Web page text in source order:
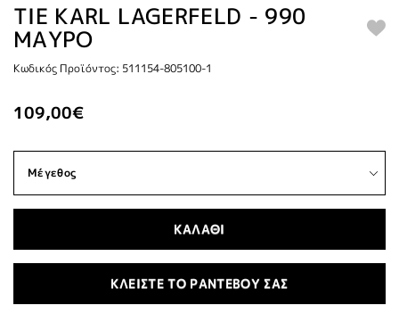
TIE KARL LAGERFELD - 990
ΜΑΥΡΟ
Κωδικός Προϊόντος: 511154-805100-1
109,00€
ΚΑΛΑΘΙ
ΚΛΕΙΣΤΕ ΤΟ ΡΑΝΤΕΒΟΥ ΣΑΣ